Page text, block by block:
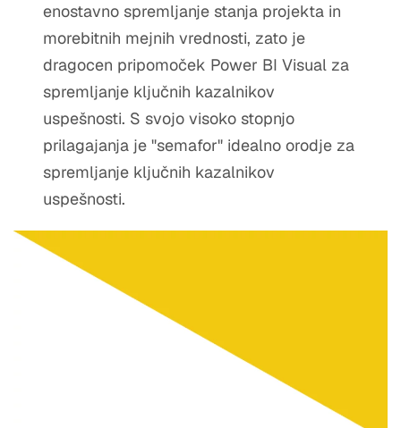
enostavno spremljanje stanja projekta in
morebitnih mejnih vrednosti, zato je
dragocen pripomoček Power BI Visual za
spremljanje ključnih kazalnikov
uspešnosti. S svojo visoko stopnjo
prilagajanja je "semafor" idealno orodje za
spremljanje ključnih kazalnikov
uspešnosti.